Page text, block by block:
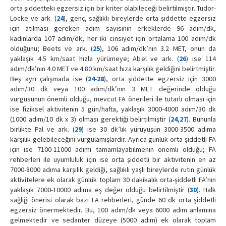
orta şiddetteki egzersiz için bir kriter olabileceği belirtilmiştir. Tudor-
Locke ve ark. (24), genç, sağlıklı bireylerde orta şiddette egzersiz
için atılması gereken adım sayısının erkeklerde 96 adım/dk,
kadınlarda 107 adım/dk, her iki cinsiyet için ortalama 100 adım/dk
olduğunu; Beets ve ark. (25), 106 adım/dk’nın 3.2 MET, onun da
yaklaşık 4.5 km/saat hızla yürümeye; Abel ve ark. (26) ise 114
adım/dk’nın 4.0 MET ve 4.80 km/saat hıza karşılık geldiğini belirtmiştir.
Beş ayrı çalışmada ise (24-28), orta şiddette egzersiz için 3000
adım/30 dk veya 100 adım/dk’nın 3 MET değerinde olduğu
vurgusunun önemli olduğu, mevcut FA önerileri ile tutarlı olması için
ise fiziksel aktivitenin 5 gün/hafta, yaklaşık 3000-4000 adım/30 dk
(1000 adım/10 dk x 3) olması gerektiği belirtilmiştir (24,27). Bununla
birlikte Pal ve ark. (29) ise 30 dk’lık yürüyüşün 3000-3500 adıma
karşılık gelebileceğini vurgulamışlardır. Ayrıca günlük orta şiddetli FA
için ise 7100-11000 adımı tamamlayabilmenin önemli olduğu; FA
rehberleri ile uyumluluk için ise orta şiddetli bir aktivitenin en az
7000-8000 adıma karşılık geldiği, sağlıklı yaşlı bireylerde rutin günlük
aktivitelere ek olarak günlük toplam 30 dakikalık orta-şiddetli FA’nın
yaklaşık 7000-10000 adıma eş değer olduğu belirtilmiştir (30). Halk
sağlığı önerisi olarak bazı FA rehberleri, günde 60 dk orta şiddetli
egzersiz önermektedir. Bu, 100 adım/dk veya 6000 adım anlamına
gelmektedir ve sedanter düzeye (5000 adım) ek olarak toplam